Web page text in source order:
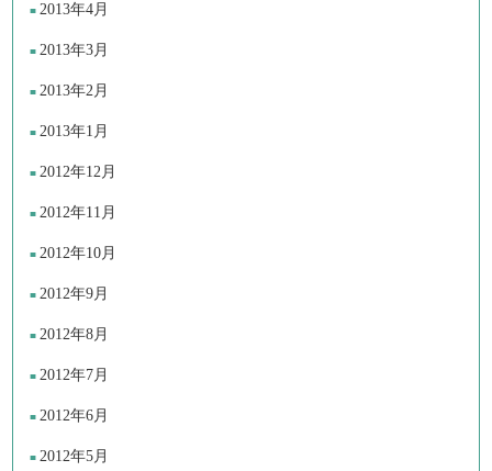
2013年4月
2013年3月
2013年2月
2013年1月
2012年12月
2012年11月
2012年10月
2012年9月
2012年8月
2012年7月
2012年6月
2012年5月